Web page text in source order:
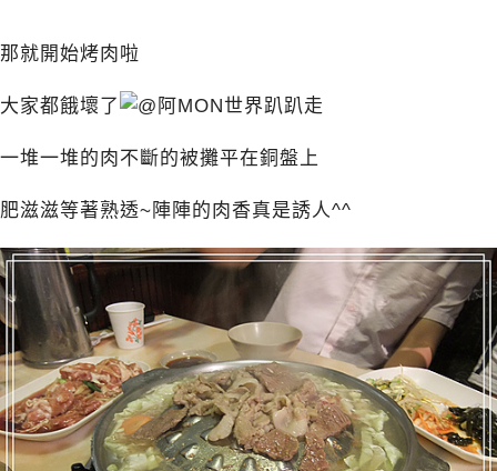
那就開始烤肉啦
大家都餓壞了
一堆一堆的肉不斷的被攤平在銅盤上
肥滋滋等著熟透~陣陣的肉香真是誘人^^